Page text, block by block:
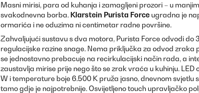
Masni mirisi, para od kuhanja i zamagljeni prozori – u
svakodnevna borba. Klarstein Purista Force ugradna je
ormarića i ne oduzima ni centimetar radne površine.
Zahvaljujući sustavu s dva motora, Purista Force odvodi do
regulacijske razine snage. Nema priključka za odvod zraka
se jednostavno prebacuje na recirkulacijski način rada, a
zaustavlja mirise prije nego što se zrak vraća u kuhinju. LED
W i temperature boje 6.500 K pruža jasno, dnevnom svjetlu
tamo gdje je najpotrebnije. Osvijetljeno touch upravljačko